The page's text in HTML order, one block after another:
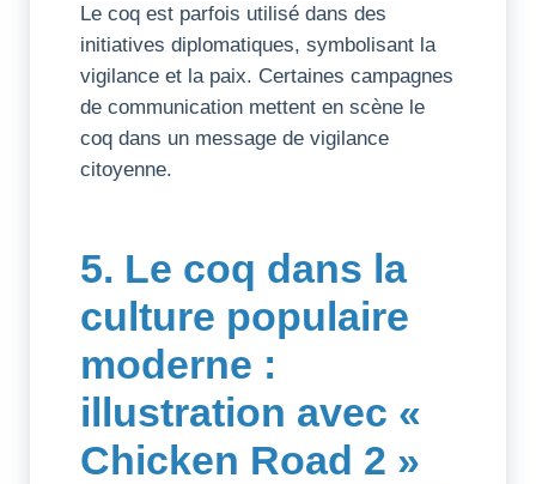
Le coq est parfois utilisé dans des
initiatives diplomatiques, symbolisant la
vigilance et la paix. Certaines campagnes
de communication mettent en scène le
coq dans un message de vigilance
citoyenne.
5. Le coq dans la
culture populaire
moderne :
illustration avec «
Chicken Road 2 »